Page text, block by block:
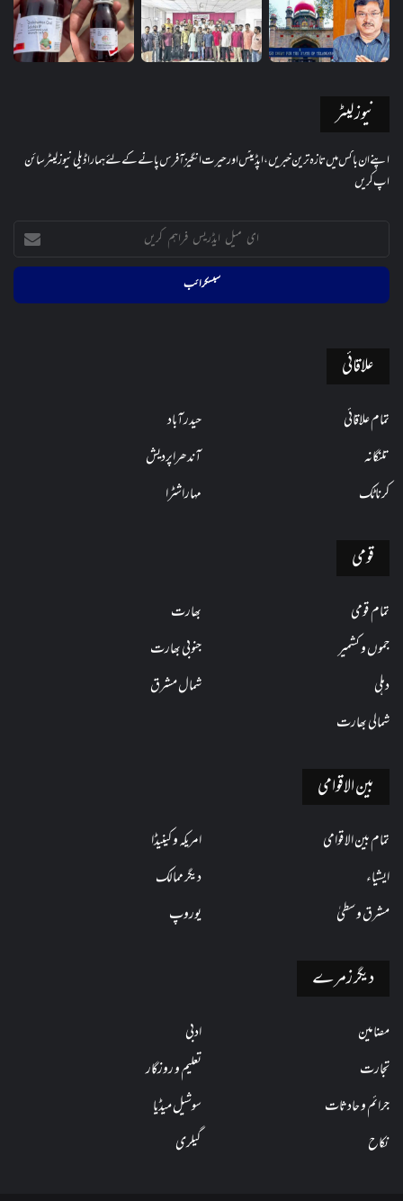
نیوز لیٹر
اپنے ان باکس میں تازہ ترین خبریں، اپڈیٹس اور حیرت انگیز آفرس پانے کے لئے ہمارا ڈیلی نیوز لیٹر سائن
اپ کریں
ایڈریس
کریں
علاقائی
تمام علاقائی
حیدرآباد
تلنگانہ
آندھراپردیش
کرناٹک
مہاراشٹرا
قومی
تمام قومی
بھارت
جموں و کشمیر
جنوبی بھارت
دہلی
شمال مشرق
شمالی بھارت
بین الاقوامی
تمام بین الاقوامی
امریکہ و کینیڈا
ایشیاء
دیگر ممالک
مشرق وسطیٰ
یوروپ
دیگر زمرے
مضامین
ادبی
تجارت
تعلیم و روزگار
جرائم و حادثات
سوشیل میڈیا
نکاح
گیلری